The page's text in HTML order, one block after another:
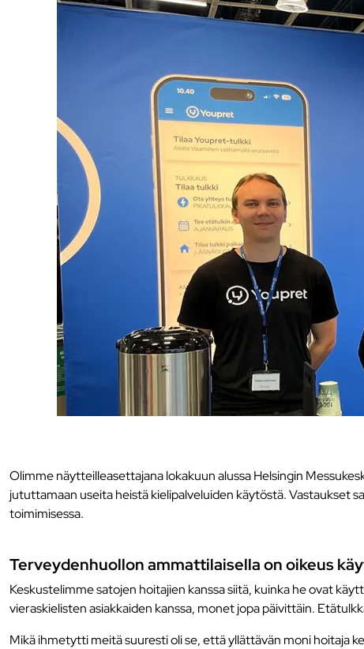
Olimme näytteilleasettajana lokakuun alussa Helsingin
jututtamaan useita heistä kielipalveluiden käytöstä. Vastaukset
toimimisessa.
Terveydenhuollon ammattilaisella on oikeus
Keskustelimme satojen hoitajien kanssa siitä, kuinka he ovat
vieraskielisten asiakkaiden kanssa, monet jopa päivittäin.
Mikä ihmetytti meitä suuresti oli se, että yllättävän moni hoitaja